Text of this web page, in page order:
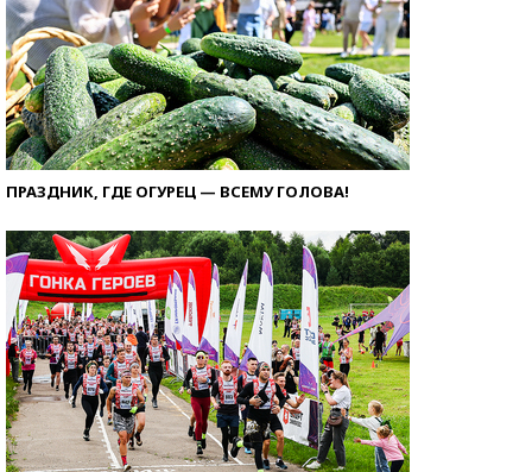
ПРАЗДНИК, ГДЕ ОГУРЕЦ — ВСЕМУ ГОЛОВА!